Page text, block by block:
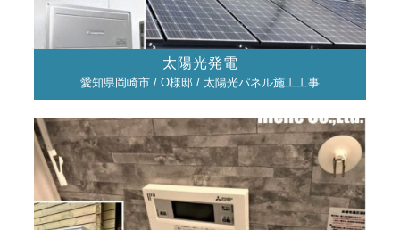
太陽光発電
愛知県岡崎市 / O様邸 / 太陽光パネル施工工事